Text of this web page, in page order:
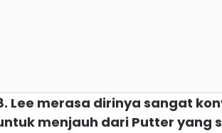
Lee merasa dirinya sangat
menjauh dari Putter yang